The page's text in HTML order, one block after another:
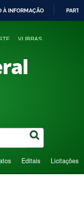
À INFORMAÇÃO
VLIBRAS
Editais Licitações